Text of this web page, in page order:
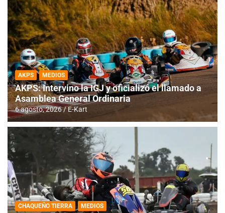
AKPS MEDIOS
AKPS: Intervino la IGJ y oficializó el llamado a
Asamblea General Ordinaria
6 agosto, 2026 E-Kart
CHAQUEÑO TIERRA MEDIOS